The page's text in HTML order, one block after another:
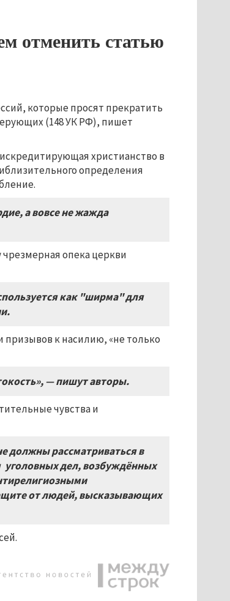
отменить статью
которые просят прекратить
(148 УК РФ), пишет
христианство в
определения
а вовсе не жажда
опека церкви
как "ширма" для
.
призывов к насилию, «не только
— пишут авторы.
чувства и
должны рассматриваться в
уголовных дел, возбуждённых
от людей, высказывающих